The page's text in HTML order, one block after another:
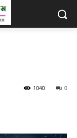
0
1040